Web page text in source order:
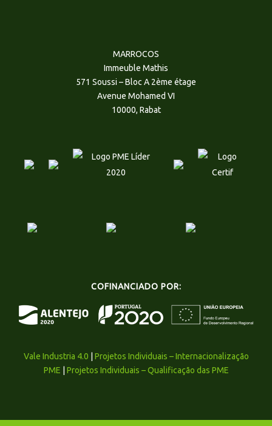
MARROCOS
Immeuble Mathis
571 Soussi – Bloc A 2ème étage
Avenue Mohamed VI
10000, Rabat
COFINANCIADO POR:
Vale Industria 4.0
Projetos Individuais – Internacionalização
PME
Projetos Individuais – Qualificação das PME